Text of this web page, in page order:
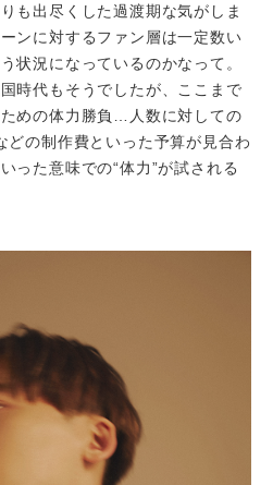
も出尽くした過渡期な気がしま
ンに対するファン層は一定数い
状況になっているのかなって。
時代もそうでしたが、ここまで
めの体力勝負…人数に対しての
どの制作費といった予算が見合わ
った意味での“体力”が試される